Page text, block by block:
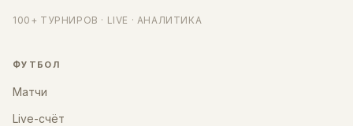
100+ ТУРНИРОВ · LIVE · АНАЛИТИКА
ФУТБОЛ
Матчи
Live-счёт